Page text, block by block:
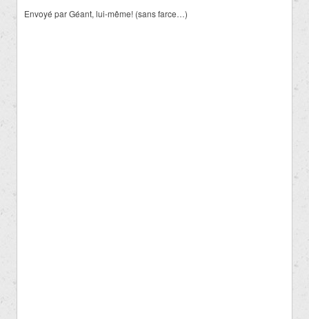
Envoyé par Géant, lui-même! (sans farce…)